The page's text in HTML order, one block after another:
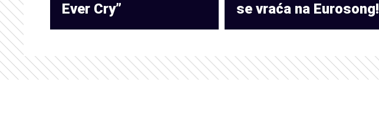
Ever Cry”
se vraća na Eurosong!